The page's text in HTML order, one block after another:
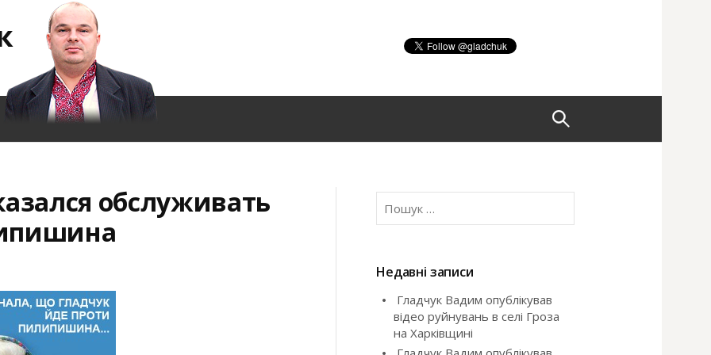
П
к
:
обслуживать
П
кНедавні записи
Гладчук Вадим опублікував
відео руйнувань в селі Гроза
на Харківщині